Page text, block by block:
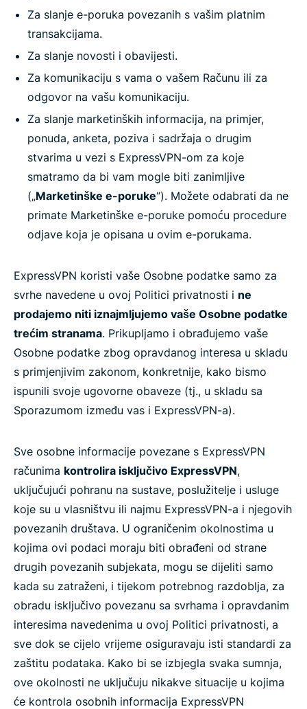
Za slanje e-poruka povezanih s vašim platnim
transakcijama.
Za slanje novosti i obavijesti.
Za komunikaciju s vama o vašem Računu ili za
odgovor na vašu komunikaciju.
Za slanje marketinških informacija, na primjer,
ponuda, anketa, poziva i sadržaja o drugim
stvarima u vezi s ExpressVPN-om za koje
smatramo da bi vam mogle biti zanimljive
(„Marketinške e-poruke“). Možete odabrati da ne
primate Marketinške e-poruke pomoću procedure
odjave koja je opisana u ovim e-porukama.
ExpressVPN koristi vaše Osobne podatke samo za
svrhe navedene u ovoj Politici privatnosti i ne
prodajemo niti iznajmljujemo vaše Osobne podatke
trećim stranama. Prikupljamo i obrađujemo vaše
Osobne podatke zbog opravdanog interesa u skladu
s primjenjivim zakonom, konkretnije, kako bismo
ispunili svoje ugovorne obaveze (tj., u skladu sa
Sporazumom između vas i ExpressVPN-a).
Sve osobne informacije povezane s ExpressVPN
računima kontrolira isključivo ExpressVPN,
uključujući pohranu na sustave, poslužitelje i usluge
koje su u vlasništvu ili najmu ExpressVPN-a i njegovih
povezanih društava. U ograničenim okolnostima u
kojima ovi podaci moraju biti obrađeni od strane
drugih povezanih subjekata, mogu se dijeliti samo
kada su zatraženi, i tijekom potrebnog razdoblja, za
obradu isključivo povezanu sa svrhama i opravdanim
interesima navedenima u ovoj Politici privatnosti, a
sve dok se cijelo vrijeme osiguravaju isti standardi za
zaštitu podataka. Kako bi se izbjegla svaka sumnja,
ove okolnosti ne uključuju nikakve situacije u kojima
će kontrola osobnih informacija ExpressVPN